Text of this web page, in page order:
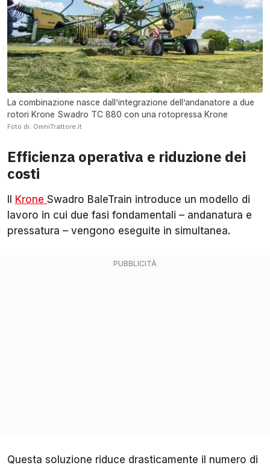
La combinazione nasce dall’integrazione dell’andanatore a due
rotori Krone Swadro TC 880 con una rotopressa Krone
Foto di: OmniTrattore.it
Efficienza operativa e riduzione dei
costi
Il Krone Swadro BaleTrain introduce un modello di
lavoro in cui due fasi fondamentali – andanatura e
pressatura – vengono eseguite in simultanea.
Questa soluzione riduce drasticamente il numero di